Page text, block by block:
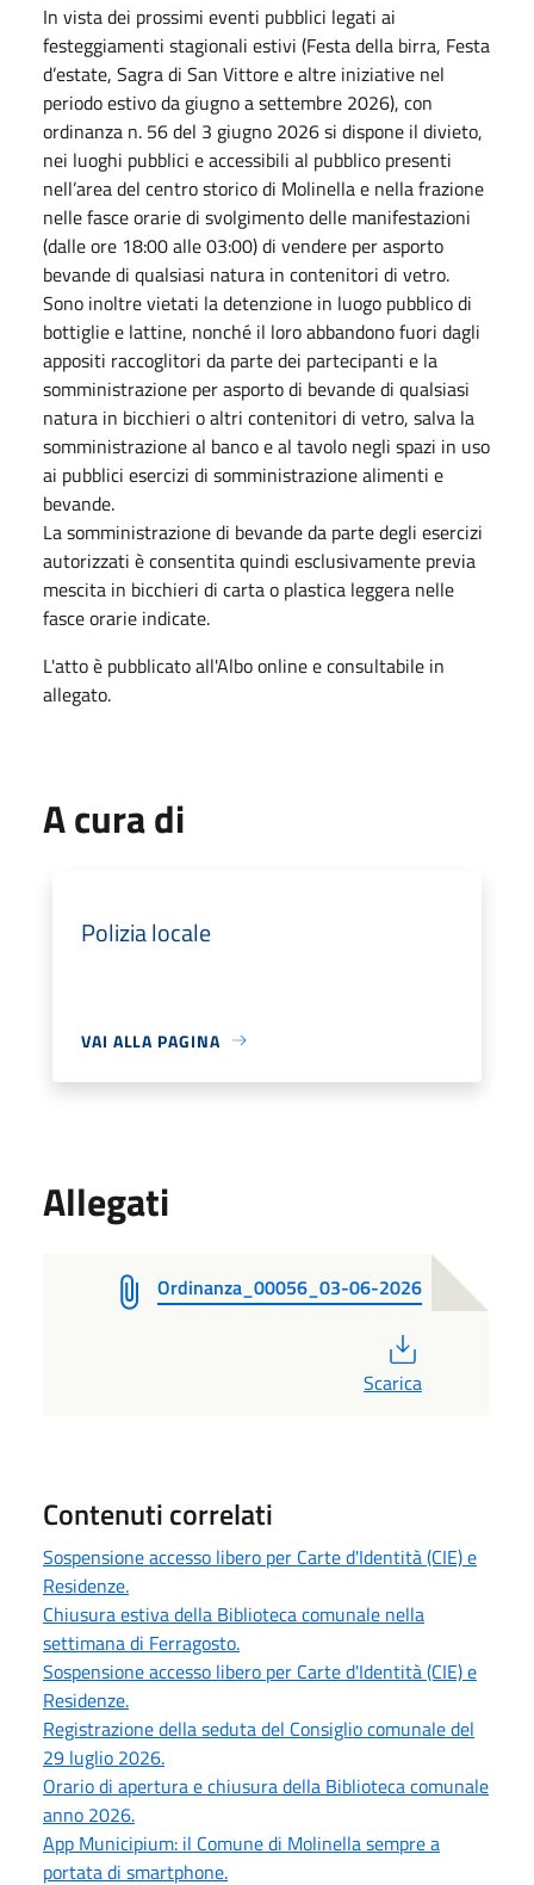
In vista dei prossimi eventi pubblici legati ai
festeggiamenti stagionali estivi (Festa della birra, Festa
d’estate, Sagra di San Vittore e altre iniziative nel
periodo estivo da giugno a settembre 2026), con
ordinanza n. 56 del 3 giugno 2026 si dispone il divieto,
nei luoghi pubblici e accessibili al pubblico presenti
nell’area del centro storico di Molinella e nella frazione
nelle fasce orarie di svolgimento delle manifestazioni
(dalle ore 18:00 alle 03:00) di vendere per asporto
bevande di qualsiasi natura in contenitori di vetro.
Sono inoltre vietati la detenzione in luogo pubblico di
bottiglie e lattine, nonché il loro abbandono fuori dagli
appositi raccoglitori da parte dei partecipanti e la
somministrazione per asporto di bevande di qualsiasi
natura in bicchieri o altri contenitori di vetro, salva la
somministrazione al banco e al tavolo negli spazi in uso
ai pubblici esercizi di somministrazione alimenti e
bevande.
La somministrazione di bevande da parte degli esercizi
autorizzati è consentita quindi esclusivamente previa
mescita in bicchieri di carta o plastica leggera nelle
fasce orarie indicate.
L'atto è pubblicato all'Albo online e consultabile in
allegato.
A cura di
Polizia locale
VAI ALLA PAGINA
Allegati
Ordinanza_00056_03-06-2026
Scarica
Contenuti correlati
Sospensione accesso libero per Carte d'Identità (CIE) e
Residenze.
Chiusura estiva della Biblioteca comunale nella
settimana di Ferragosto.
Sospensione accesso libero per Carte d'Identità (CIE) e
Residenze.
Registrazione della seduta del Consiglio comunale del
29 luglio 2026.
Orario di apertura e chiusura della Biblioteca comunale
anno 2026.
App Municipium: il Comune di Molinella sempre a
portata di smartphone.